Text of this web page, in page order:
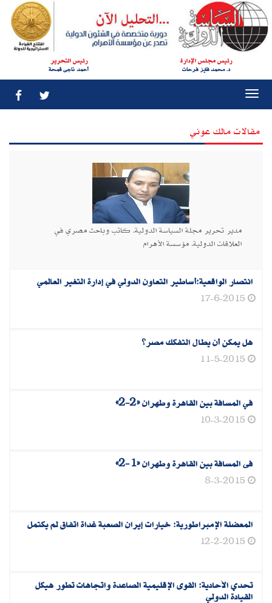
رئيس مجلس الإدارة
د. محمد فايز فرحات
رئيس التحرير
أحمد ناجى قمحة
مقالات مالك عوني
مدير تحرير مجلة السياسة الدولية، كاتب وباحث مصري في
العلاقات الدولية، مؤسسة الأهرام
‬انتصار الواقعية‮:‬أساطير التعاون الدولي في إدارة التغير العالمي
17-6-2015
هل يمكن أن يطال التفكك مصر؟
11-5-2015
في المسافة بين القاهرة وطهران «2-2»
10-3-2015
فى المسافة بين القاهرة وطهران «1-2»
8-3-2015
المعضلة الإمبراطورية: خيارات إيران الصعبة غداة اتفاق لم يكتمل
12-2-2015
‬تحدي الأحادية‮:‬ القوى الإقليمية الصاعدة واتجاهات تطور هيكل
القيادة الدولي